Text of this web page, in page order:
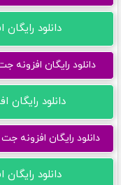
دانلود رایگان
دانلود رایگان افزونه جت المنت
دانلود رایگان
دانلود رایگان افزونه جت المنت نسخه
دانلود رایگان